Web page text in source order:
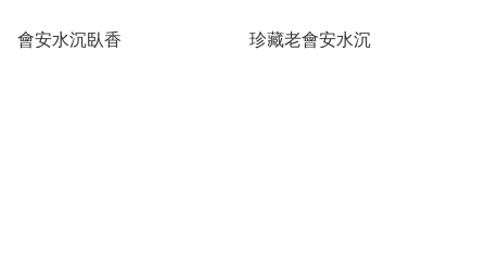
會安水沉臥香 珍藏老會安水沉